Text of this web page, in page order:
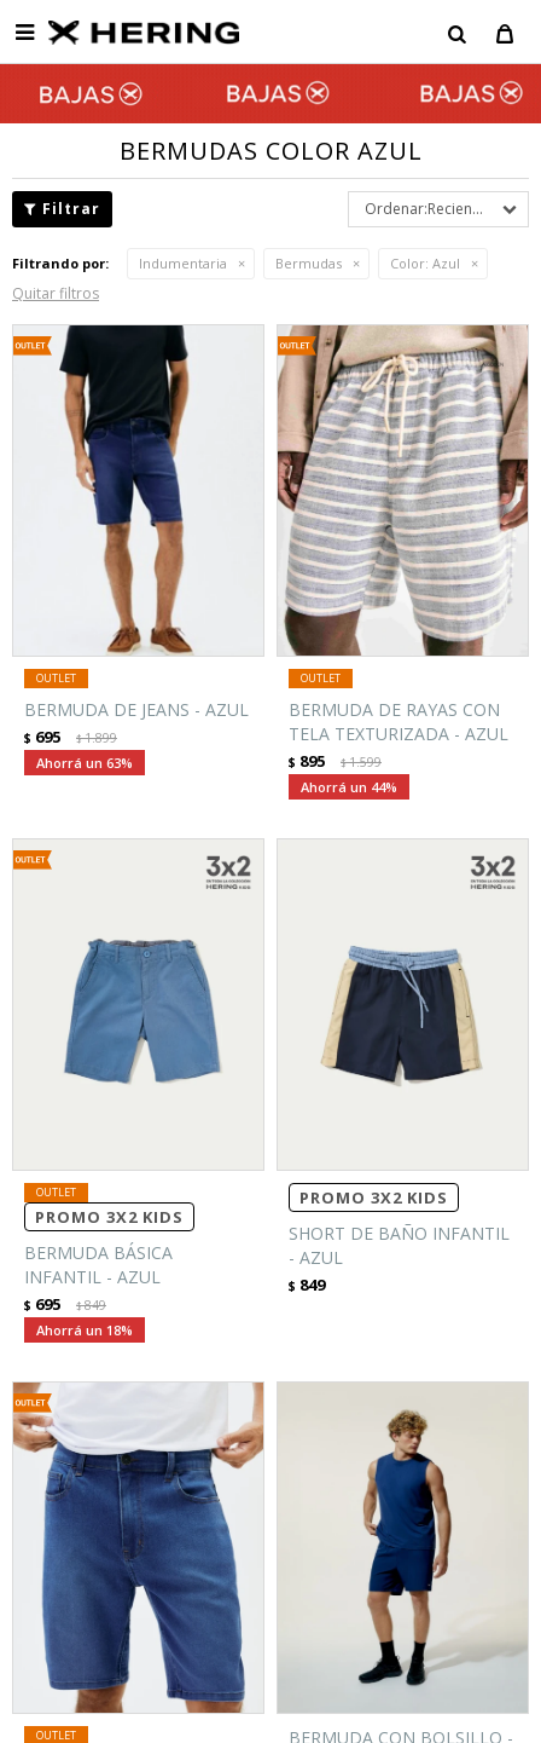

BERMUDAS COLOR AZUL
Recientes
Filtrando por: Indumentaria Bermudas Color: Azul
Quitar filtros
BERMUDA DE JEANS - AZUL
$ 695 $1.899
63
BERMUDA DE RAYAS CON
TELA TEXTURIZADA - AZUL
$ 895 $1.599
44
PROMO 3X2 KIDS
BERMUDA BÁSICA
INFANTIL - AZUL
$ 695 $849
18
PROMO 3X2 KIDS
SHORT DE BAÑO INFANTIL
- AZUL
$ 849
BERMUDA CON BOLSILLO -